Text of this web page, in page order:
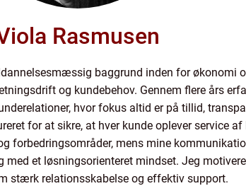
Rasmusen
baggrund inden for økonomi
og kundebehov. Gennem flere års
hvor fokus altid er på tillid,
for at sikre, at hver kunde oplever service
forbedringsområder, mens mine
med et løsningsorienteret mindset. Jeg
stærk relationsskabelse og effektiv support.